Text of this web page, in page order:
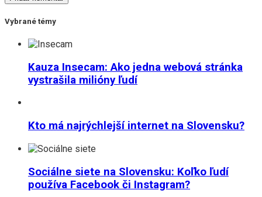
Vybrané témy
Kauza Insecam: Ako jedna webová stránka
vystrašila milióny ľudí
Kto má najrýchlejší internet na Slovensku?
Sociálne siete na Slovensku: Koľko ľudí
používa Facebook či Instagram?